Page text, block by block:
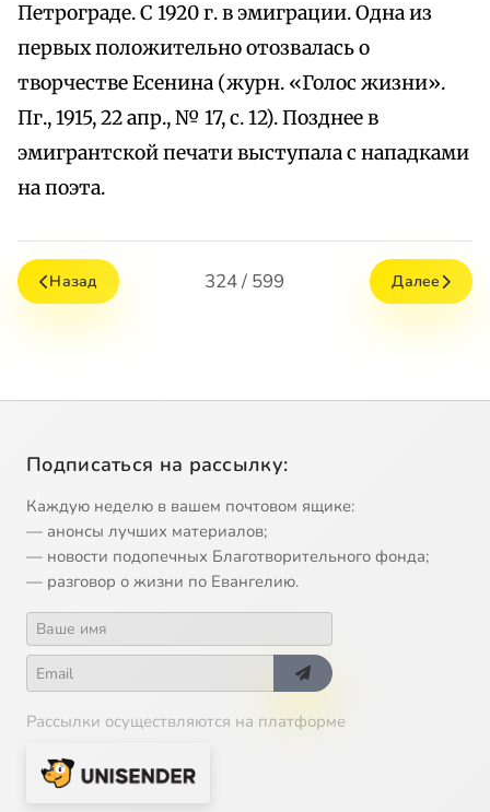
Петрограде. С 1920 г. в эмиграции. Одна из
первых положительно отозвалась о
творчестве Есенина (журн. «Голос жизни».
Пг., 1915, 22 апр., № 17, с. 12). Позднее в
эмигрантской печати выступала с нападками
на поэта.
Назад 324 / 599 Далее
Подписаться на рассылку:
Каждую неделю в вашем почтовом ящике:
— анонсы лучших материалов;
— новости подопечных Благотворительного фонда;
— разговор о жизни по Евангелию.
Рассылки осуществляются на платформе